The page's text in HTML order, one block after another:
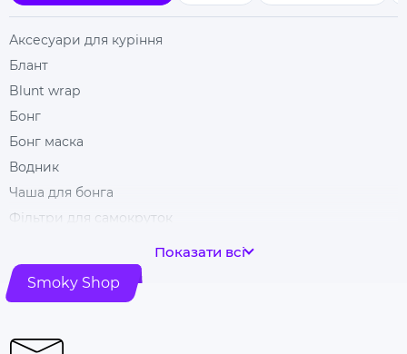
Аксесуари для куріння
Блант
Blunt wrap
Бонг
Бонг маска
Водник
Чаша для бонга
Фільтри для самокруток
Гріндери
Ковпак для куріння
Купити папір для самокруток
Показати всі
Smoky Shop